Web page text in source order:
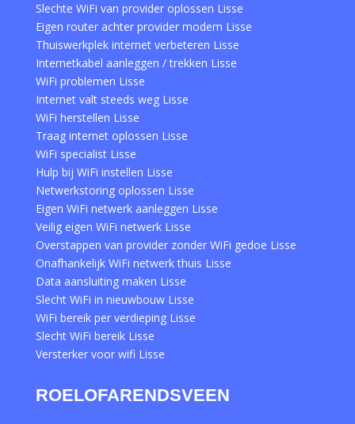
Slechte WiFi van provider oplossen Lisse
Eigen router achter provider modem Lisse
Thuiswerkplek internet verbeteren Lisse
Internetkabel aanleggen / trekken Lisse
WiFi problemen Lisse
Internet valt steeds weg Lisse
WiFi herstellen Lisse
Traag internet oplossen Lisse
WiFi specialist Lisse
Hulp bij WiFi instellen Lisse
Netwerkstoring oplossen Lisse
Eigen WiFi netwerk aanleggen Lisse
Veilig eigen WiFi netwerk Lisse
Overstappen van provider zonder WiFi gedoe Lisse
Onafhankelijk WiFi netwerk thuis Lisse
Data aansluiting maken Lisse
Slecht WiFi in nieuwbouw Lisse
WiFi bereik per verdieping Lisse
Slecht WiFi bereik Lisse
Versterker voor wifi Lisse
ROELOFARENDSVEEN